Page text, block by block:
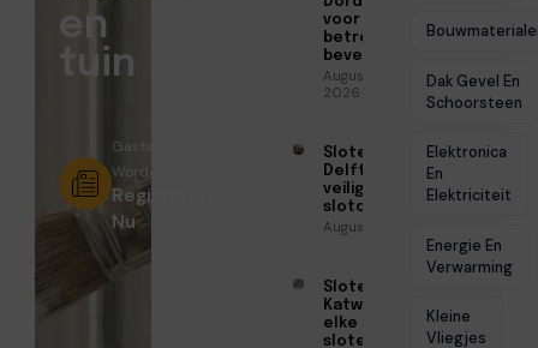
voor
betrouwbare
beveiliging
Augustus 3,
2026
Slotenmaker
Delft voor
veilige
slotoplossingen
Augustus 3, 2026
Slotenmaker
Katwijk voor
elke
slotenklus
Dak Gevel En
Schoorsteen
Elektronica
En
Elektriciteit
Energie En
Verwarming
Kleine
Vliegjes
en
tuin
Gastschrijver
Worden?
Registreer
Nu